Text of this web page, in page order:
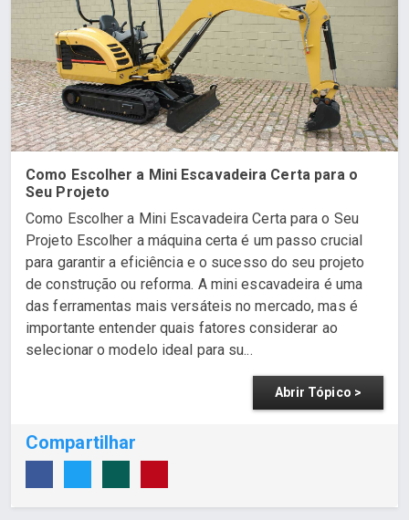
Como Escolher a Mini Escavadeira Certa para o
Seu Projeto
Como Escolher a Mini Escavadeira Certa para o Seu
Projeto Escolher a máquina certa é um passo crucial
para garantir a eficiência e o sucesso do seu projeto
de construção ou reforma. A mini escavadeira é uma
das ferramentas mais versáteis no mercado, mas é
importante entender quais fatores considerar ao
selecionar o modelo ideal para su...
Abrir Tópico >
Compartilhar